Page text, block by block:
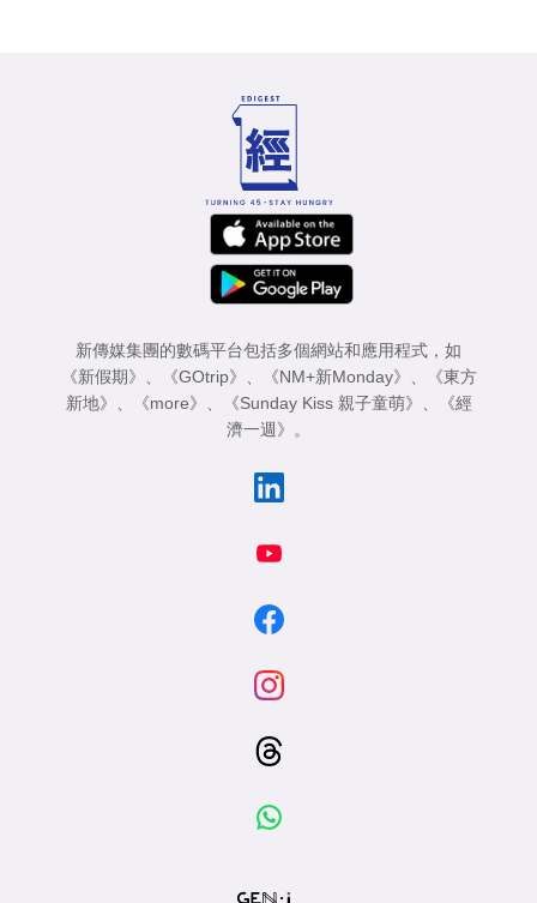
新傳媒集團的數碼平台包括多個網站和應用程式，如
《新假期》
《GOtrip》 《NM+新Monday》
《東方
新地》
《more》 《Sunday Kiss 親子童萌》
《經
濟一週》
。